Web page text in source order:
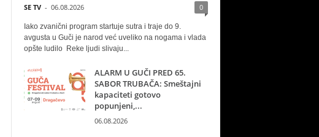
SE TV - 06.08.2026 0
Iako zvanični program startuje sutra i traje do 9.
avgusta u Guči je narod već uveliko na nogama i vlada
opšte ludilo Reke ljudi slivaju...
ALARM U GUČI PRED 65.
SABOR TRUBAČA: Smeštajni
kapaciteti gotovo
popunjeni,...
06.08.2026